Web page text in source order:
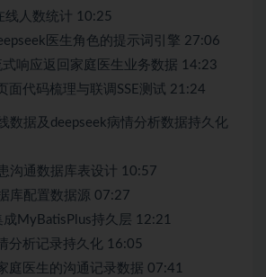
线人数统计 10:25
医生角色的提示词引擎 27:06
响应返回家庭医生业务数据 14:23
面代码梳理与联调SSE测试 21:24
数据及deepseek病情分析数据持久化
沟通数据库表设计 10:57
库配置数据源 07:27
MyBatisPlus持久层 12:21
分析记录持久化 16:05
庭医生的沟通记录数据 07:41